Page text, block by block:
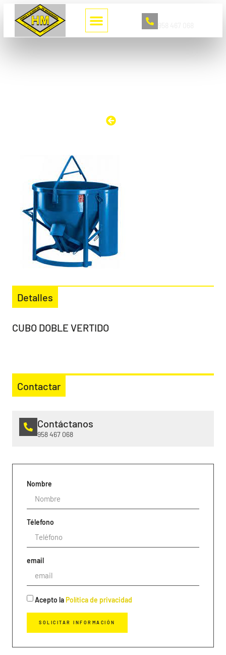
Detalles
CUBO DOBLE VERTIDO
Contactar
Contáctanos
958 467 068
Nombre
Télefono
email
Acepto la Política de privacidad
SOLICITAR INFORMACIÓN